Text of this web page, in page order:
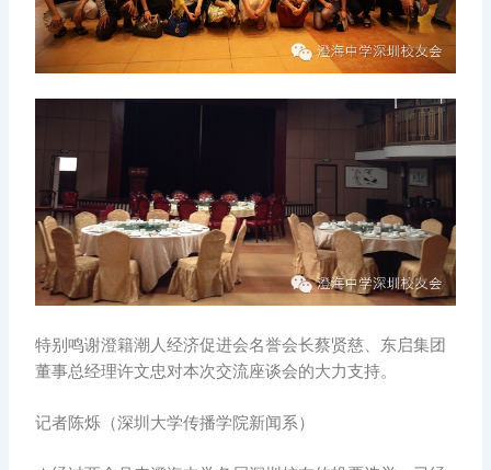
特别鸣谢澄籍潮人经济促进会名誉会长蔡贤慈、东启集团
董事总经理许文忠对本次交流座谈会的大力支持。
记者陈烁（深圳大学传播学院新闻系）